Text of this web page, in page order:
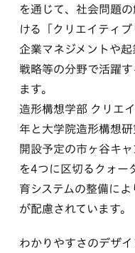
を通じて、社会問題
ける「クリエイティブ
企業マネジメントや
戦略等の分野で活躍
ます。
造形構想学部 クリエ
年と大学院造形構想
開設予定の市ヶ谷キ
を4つに区切るクォー
育システムの整備に
が配慮されています。
わかりやすさのデザ